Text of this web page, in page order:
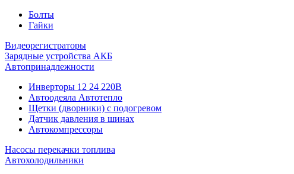
Болты
Гайки
Видеорегистраторы
Зарядные устройства АКБ
Автопринадлежности
Инверторы 12 24 220В
Автоодеяла Автотепло
Щетки (дворники) с подогревом
Датчик давления в шинах
Автокомпрессоры
Насосы перекачки топлива
Автохолодильники